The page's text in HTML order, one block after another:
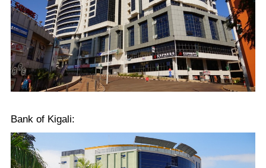
Bank of Kigali: